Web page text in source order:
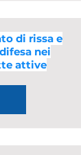
di rissa e
nei
attive